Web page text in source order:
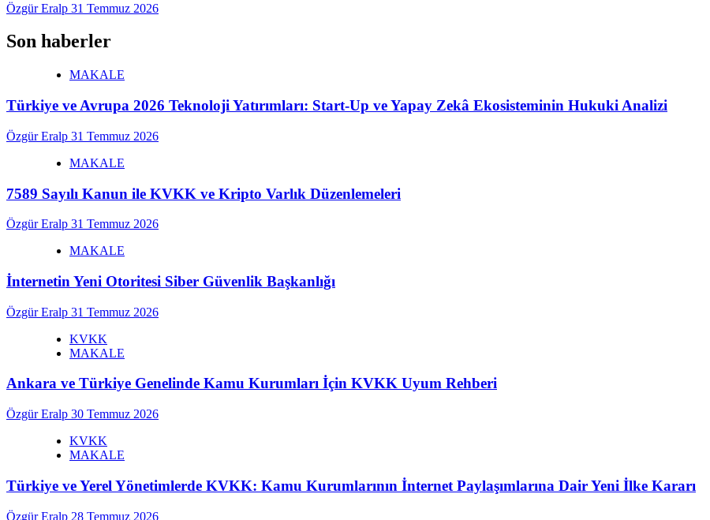
Özgür Eralp 31 Temmuz 2026
Son haberler
MAKALE
Türkiye ve Avrupa 2026 Teknoloji Yatırımları: Start-Up ve Yapay Zekâ Ekosisteminin Hukuki Analizi
Özgür Eralp 31 Temmuz 2026
MAKALE
7589 Sayılı Kanun ile KVKK ve Kripto Varlık Düzenlemeleri
Özgür Eralp 31 Temmuz 2026
MAKALE
İnternetin Yeni Otoritesi Siber Güvenlik Başkanlığı
Özgür Eralp 31 Temmuz 2026
KVKK
MAKALE
Ankara ve Türkiye Genelinde Kamu Kurumları İçin KVKK Uyum Rehberi
Özgür Eralp 30 Temmuz 2026
KVKK
MAKALE
Türkiye ve Yerel Yönetimlerde KVKK: Kamu Kurumlarının İnternet Paylaşımlarına Dair Yeni İlke Kararı
Özgür Eralp 28 Temmuz 2026